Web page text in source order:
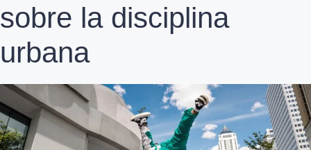
sobre la disciplina
urbana